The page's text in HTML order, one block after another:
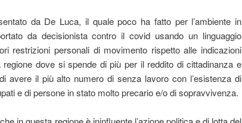
da De Luca, il quale poco ha fatto per l’ambiente in
da decisionista contro il covid usando un linguaggio
restrizioni personali di movimento rispetto alle indicazioni
dove si spende di più per il reddito di cittadinanza e
avere il più alto numero di senza lavoro con l’esistenza di
e di persone in stato molto precario e/o di sopravvivenza.